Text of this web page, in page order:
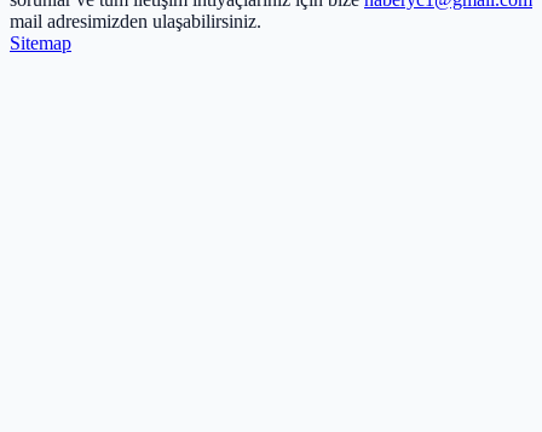
mail adresimizden ulaşabilirsiniz.
Sitemap